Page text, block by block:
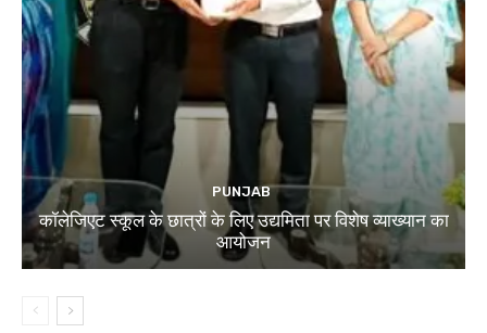
PUNJAB
कॉलेजिएट स्कूल के छात्रों के लिए उद्यमिता पर विशेष व्याख्यान का
आयोजन